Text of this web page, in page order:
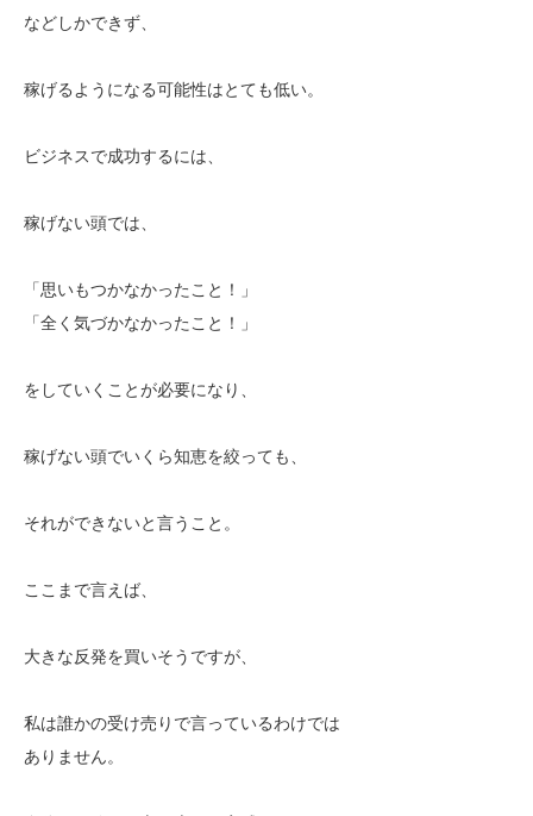
などしかできず、
稼げるようになる可能性はとても低い。
ビジネスで成功するには、
稼げない頭では、
「思いもつかなかったこと！」
「全く気づかなかったこと！」
をしていくことが必要になり、
稼げない頭でいくら知恵を絞っても、
それができないと言うこと。
ここまで言えば、
大きな反発を買いそうですが、
私は誰かの受け売りで言っているわけでは
ありません。